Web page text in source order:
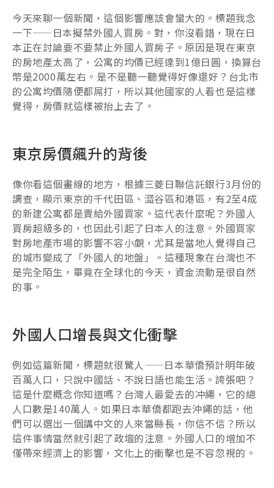
今天來聊一個新聞，這個影響應該會蠻大的。標題我念
一下——日本擬禁外國人買房。對，你沒看錯，現在日
本正在討論要不要禁止外國人買房子。原因是現在東京
的房地產太高了，公寓的均價已經達到1億日圓，換算台
幣是2000萬左右。是不是聽一聽覺得好像還好？台北市
的公寓均價隨便都屌打，所以其他國家的人看也是這樣
覺得，房價就這樣被抬上去了。
東京房價飆升的背後
像你看這個畫線的地方，根據三菱日聯信託銀行3月份的
調查，顯示東京的千代田區、澀谷區和港區，有2至4成
的新建公寓都是賣給外國買家。這代表什麼呢？外國人
買房超級多的，也因此引起了日本人的注意。外國買家
對房地產市場的影響不容小覷，尤其是當地人覺得自己
的城市變成了「外國人的地盤」。這種現象在台灣也不
是完全陌生，畢竟在全球化的今天，資金流動是很自然
的事。
外國人口增長與文化衝擊
例如這篇新聞，標題就很驚人——日本華僑預計明年破
百萬人口，只說中國話、不說日語也能生活。誇張吧？
這是什麼概念你知道嗎？台灣人最愛去的冲繩，它的總
人口數是140萬人。如果日本華僑都跑去沖繩的話，他
們可以選出一個講中文的人來當縣長，你信不信？所以
這件事情當然就引起了政壇的注意。外國人口的增加不
僅帶來經濟上的影響，文化上的衝擊也是不容忽視的。